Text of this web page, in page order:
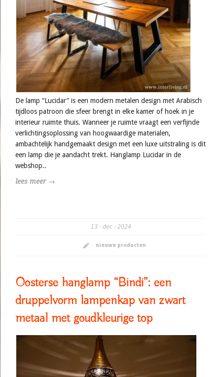
De lamp “Lucidar” is een modern metalen design met Arabisch
tijdloos patroon die sfeer brengt in elke kamer of hoek in je
interieur ruimte thuis. Wanneer je ruimte vraagt een verfijnde
verlichtingsoplossing van hoogwaardige materialen,
ambachtelijk handgemaakt design met een luxe uitstraling is dit
een lamp die je aandacht trekt. Hanglamp Lucidar in de
webshop..
lees meer →
13 dec 2024
nieuwe producten
Oosterse hanglamp “Bindi”: een
druppelvorm lampenkap van zwart
metaal met goudkleurige top